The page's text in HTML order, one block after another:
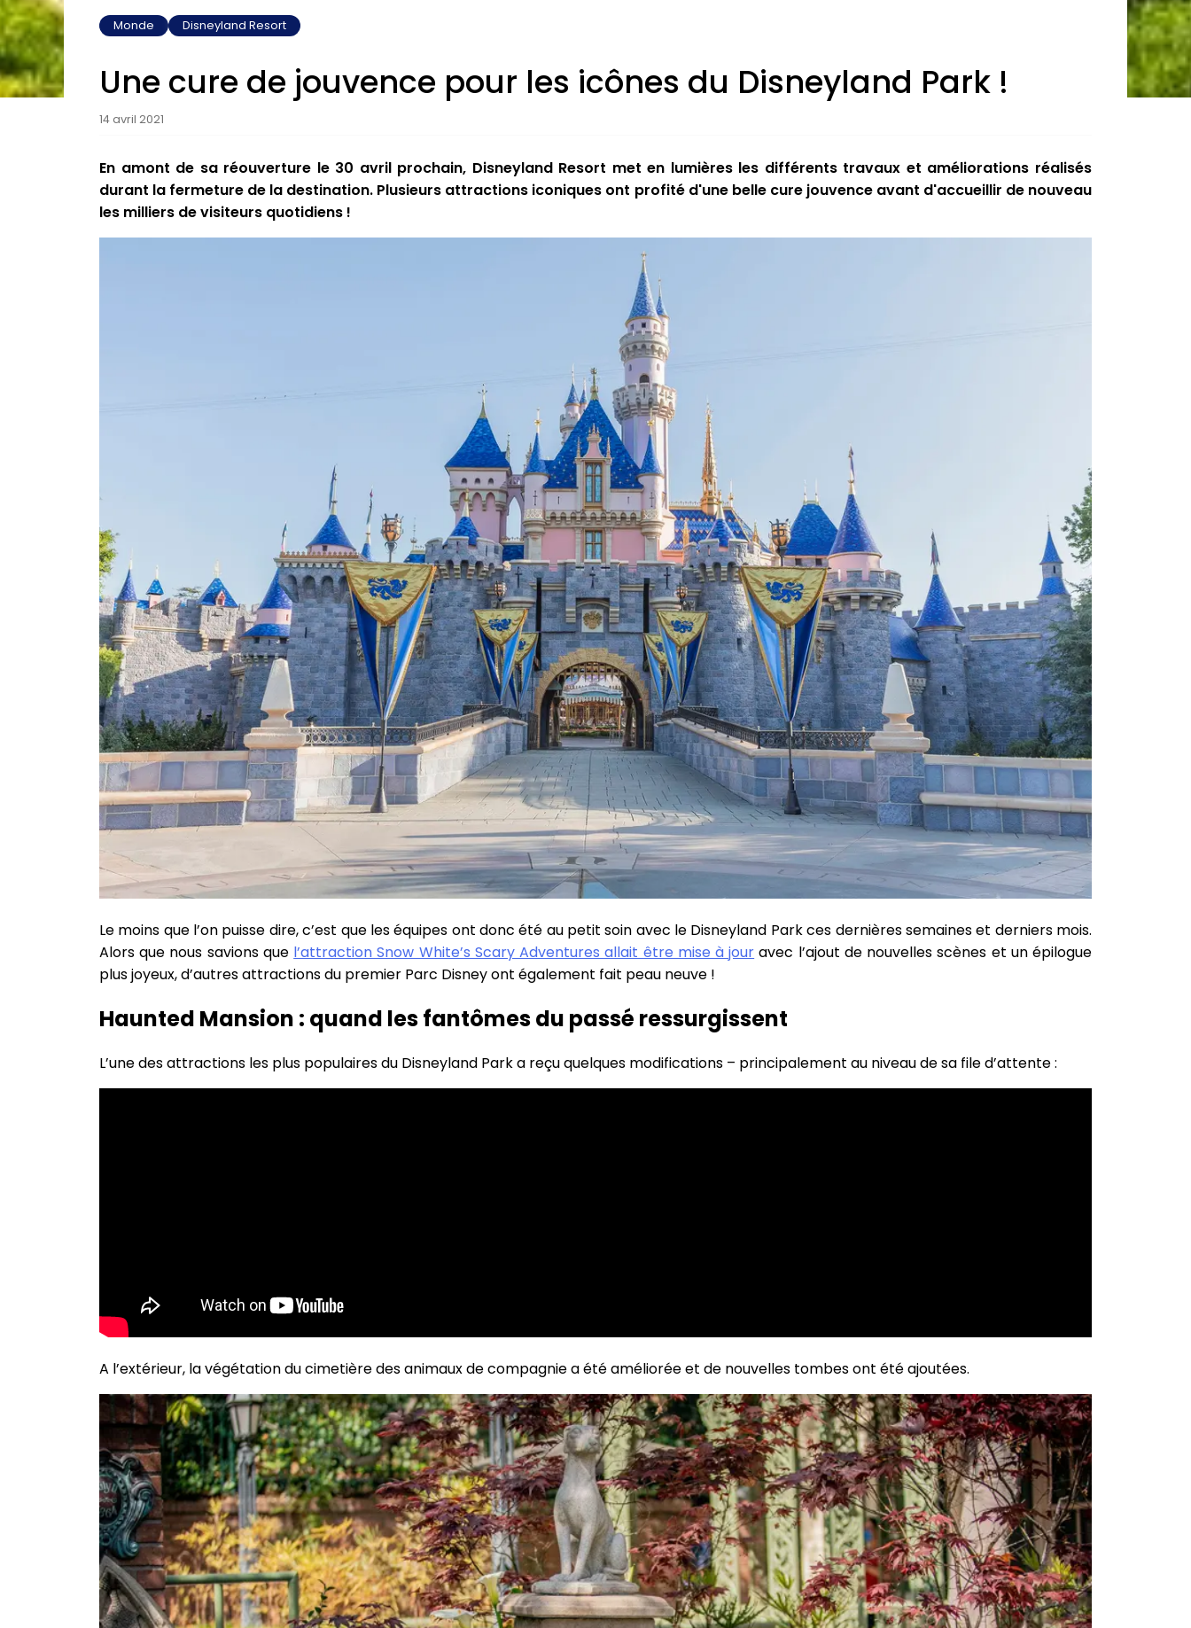
Monde Disneyland Resort
Une cure de jouvence pour les icônes du Disneyland Park !
14 avril 2021
En amont de sa réouverture le 30 avril prochain, Disneyland Resort met en lumières les différents travaux et améliorations réalisés
durant la fermeture de la destination. Plusieurs attractions iconiques ont profité d'une belle cure jouvence avant d'accueillir de nouveau
les milliers de visiteurs quotidiens !
Le moins que l’on puisse dire, c’est que les équipes ont donc été au petit soin avec le Disneyland Park ces dernières semaines et derniers mois.
Alors que nous savions que l’attraction Snow White’s Scary Adventures allait être mise à jour avec l’ajout de nouvelles scènes et un épilogue
plus joyeux, d’autres attractions du premier Parc Disney ont également fait peau neuve !
Haunted Mansion : quand les fantômes du passé ressurgissent
L’une des attractions les plus populaires du Disneyland Park a reçu quelques modifications – principalement au niveau de sa file d’attente :
A l’extérieur, la végétation du cimetière des animaux de compagnie a été améliorée et de nouvelles tombes ont été ajoutées.